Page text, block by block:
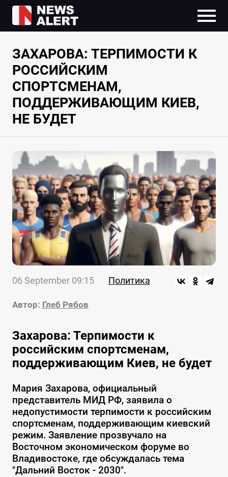
ЗАХАРОВА: ТЕРПИМОСТИ К
РОССИЙСКИМ
СПОРТСМЕНАМ,
ПОДДЕРЖИВАЮЩИМ КИЕВ,
НЕ БУДЕТ
06 September 09:15 Политика
Автор: Глеб Рябов
Захарова: Терпимости к
российским спортсменам,
поддерживающим Киев, не будет
Мария Захарова, официальный
представитель МИД РФ, заявила о
недопустимости терпимости к российским
спортсменам, поддерживающим киевский
режим. Заявление прозвучало на
Восточном экономическом форуме во
Владивостоке, где обсуждалась тема
"Дальний Восток - 2030".